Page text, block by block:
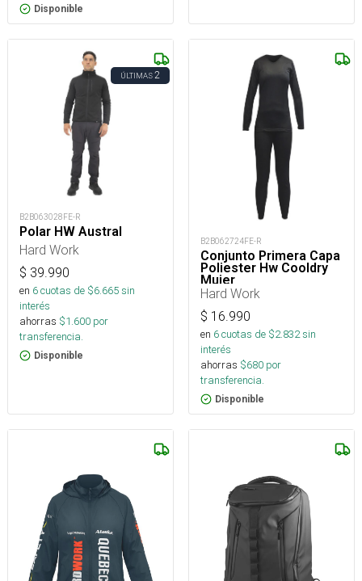
Disponible
ÚLTIMAS2
B2B063028FE-R
Polar HW Austral
Hard Work
$ 39.990
en 6cuotas de $6.665sin
interés
ahorras $1.600 por
transferencia.
Disponible
B2B062724FE-R
Conjunto Primera Capa
Poliester Hw Cooldry
Mujer
Hard Work
$ 16.990
en 6cuotas de $2.832sin
interés
ahorras $680 por
transferencia.
Disponible